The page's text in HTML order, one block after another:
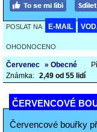
POSLAT NA E-MAIL
OHODNOCENO
Červenec » Obecné
Známka: 2,49 od 55 lidí
ČERVENCOVÉ
Červencové bouřky